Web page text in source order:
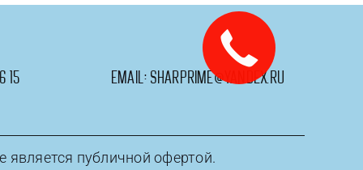
15 email: sharprime@yandex.ru
является публичной офертой.